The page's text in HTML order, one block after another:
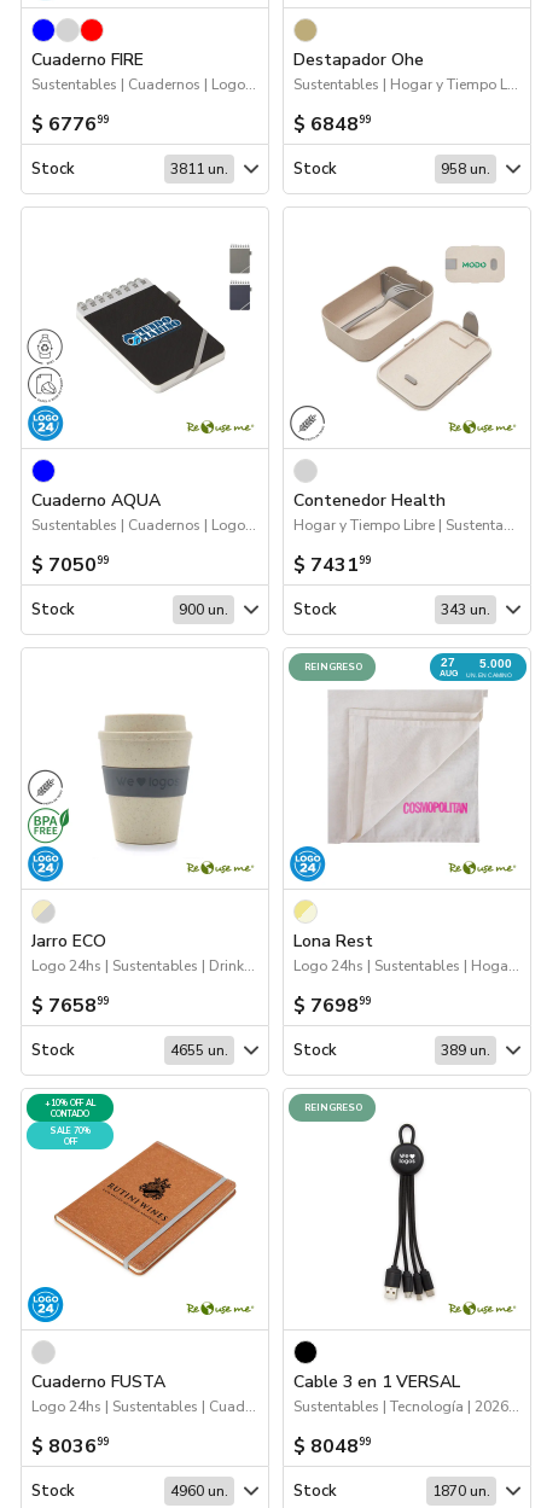
Cuaderno FIRE
Sustentables | Cuadernos | Logo 24hs
$ 677699
Stock 3811 un.
Destapador Ohe
Sustentables | Hogar y Tiempo Libre
$ 684899
Stock 958 un.
Cuaderno AQUA
Sustentables | Cuadernos | Logo 24hs
$ 705099
Stock 900 un.
Contenedor Health
Hogar y Tiempo Libre | Sustentables | 2026 Día de la Niñez
$ 743199
Stock 343 un.
Jarro ECO
Logo 24hs | Sustentables | Drinkware
$ 765899
Stock 4655 un.
27
AUG
5.000
UN. EN CAMINO
REINGRESO
Lona Rest
Logo 24hs | Sustentables | Hogar y Tiempo Libre | Próximos Arribos
$ 769899
Stock 389 un.
+10% OFF AL
CONTADO
SALE 70%
OFF
Cuaderno FUSTA
Logo 24hs | Sustentables | Cuadernos
$ 803699
Stock 4960 un.
REINGRESO
Cable 3 en 1 VERSAL
Sustentables | Tecnología | 2026 Reingresos
$ 804899
Stock 1870 un.